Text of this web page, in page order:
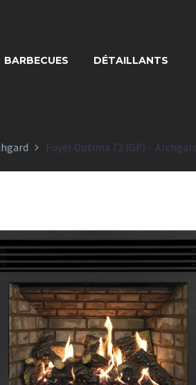
BARBECUES DÉTAILLANTS
Foyer Optima 72 (GP) –